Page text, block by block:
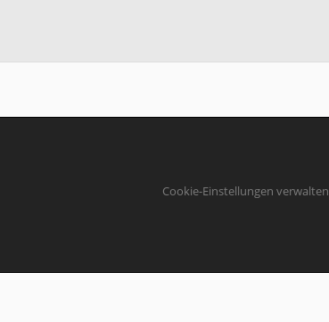
Cookie-Einstellungen verwalten